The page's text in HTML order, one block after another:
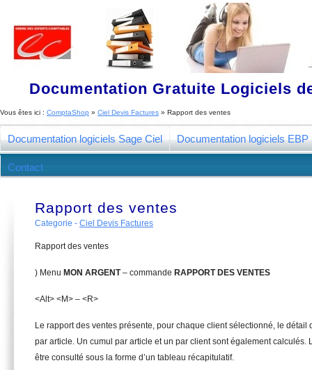
Documentation Gratuite Logiciels
Vous êtes ici : ComptaShop » Ciel Devis Factures » Rapport des ventes
Documentation logiciels Sage Ciel Documentation logiciels EBP
Contact
Rapport des ventes
Categorie - Ciel Devis Factures
Rapport des ventes
) Menu MON ARGENT– commande RAPPORT DES VENTES
<Alt> <M> – <R>
Le rapport des ventes présente, pour chaque client sélectionné, le détail
par article. Un cumul par article et un par client sont également calculés.
être consulté sous la forme d’un tableau récapitulatif.